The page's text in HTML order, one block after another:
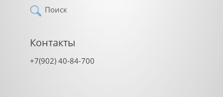
Поиск
Контакты
+7(902) 40-84-700